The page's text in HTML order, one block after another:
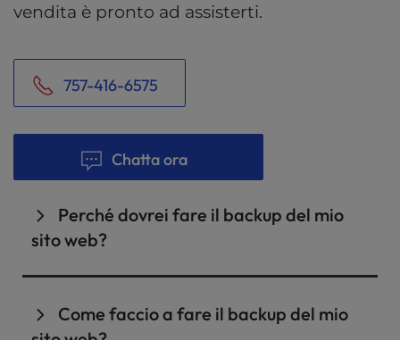
vendita è pronto ad assisterti.
757-416-6575
Chatta ora
Perché dovrei fare il backup del mio
sito web?
I backup del sito web fungono da rete di
critico di sicurezza che può aiutarti a
Come faccio a fare il backup del mio